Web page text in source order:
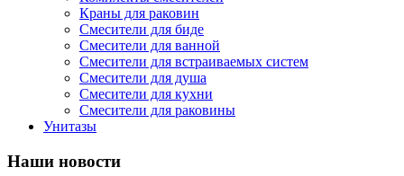
Краны для раковин
Смесители для биде
Смесители для ванной
Смесители для встраиваемых систем
Смесители для душа
Смесители для кухни
Смесители для раковины
Унитазы
Наши новости